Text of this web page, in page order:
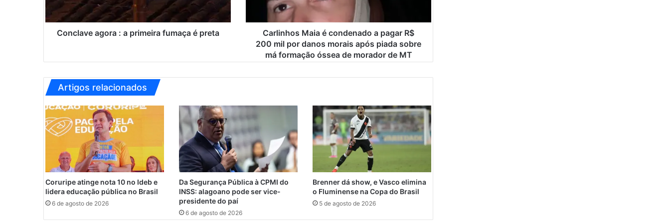
a
a
p
r
m
f
u
m
ç
Conclave agora : a primeira fumaça é preta
s
a
n
n
a
d
o
p
a
Carlinhos Maia é condenado a pagar R$
200 mil por danos morais após piada sobre
má formação óssea de morador de MT
Artigos relacionados
Coruripe atinge nota 10 no Ideb e
lidera educação pública no Brasil
6 de agosto de 2026
Da Segurança Pública à CPMI do
INSS: alagoano pode ser vice-
presidente do paí
6 de agosto de 2026
Brenner dá show, e Vasco elimina
o Fluminense na Copa do Brasil
5 de agosto de 2026